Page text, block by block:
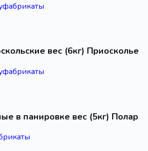
вес (6кг) Приосколье
в панировке вес (5кг) Полар